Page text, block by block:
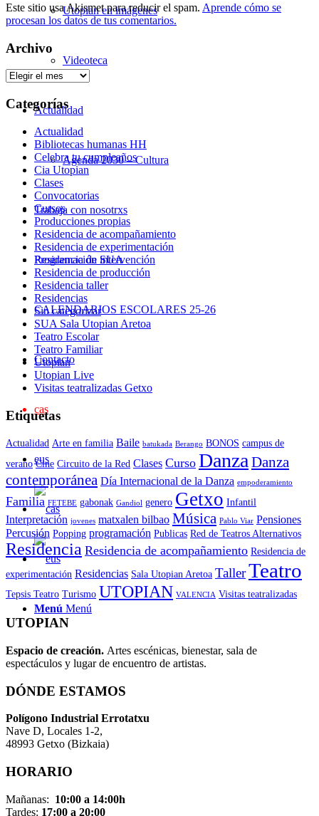
Utopian en imágenes
Videoteca
Actualidad
Agenda 2030 – Cultura
Trabaja con nosotrxs
Programación SUA
CALENDARIOS ESCOLARES 25-26
Contacto
cas
eus
Menú Menú
Este sitio usa Akismet para reducir el spam. Aprende cómo se
procesan los datos de tus comentarios.
Archivo
Archivo
Categorías
Actualidad
Bibliotecas humanas HH
Celebra tu cumpleaños
Cia Utopian
Clases
Convocatorias
Cursos
Producciones propias
Residencia de acompañamiento
Residencia de experimentación
Residencia de intervención
Residencia de producción
Residencia taller
Residencias
Sin categorizar
SUA Sala Utopian Aretoa
Teatro Escolar
Teatro Familiar
Utopian
Utopian Live
Visitas teatralizadas Getxo
Etiquetas
Actualidad Arte en familia Baile batukada Berango BONOS campus de
verano Cine Circuito de la Red Clases Curso DanzaDanza
contemporánea Día Internacional de la Danza empoderamiento
Familia FETEBE gabonak Gandiol genero Getxo Infantil
Interpretación jovenes matxalen bilbao Música Pablo Viar Pensiones
Percusión Popping programación Publicas Red de Teatros Alternativos
Residencia Residencia de acompañamiento Residencia de
experimentación Residencias Sala Utopian Aretoa TallerTeatro
Tepsis Teatro Turismo UTOPIAN VALENCIA Visitas teatralizadas
UTOPIAN
Espacio de creación. Artes escénicas, bienestar, sala de
espectáculos y lugar de encuentro de artistas.
DÓNDE ESTAMOS
Polígono Industrial Errotatxu
Nave D, Locales 1-2,
48993 Getxo (Bizkaia)
HORARIO
Mañanas: 10:00 a 14:00h
Tardes: 17:00 a 20:00